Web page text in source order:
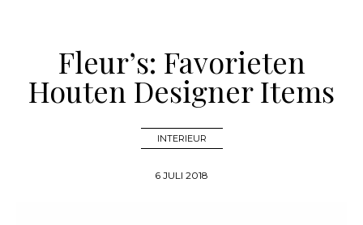
Fleur’s: Favorieten
Houten Designer Items
INTERIEUR
6 JULI 2018